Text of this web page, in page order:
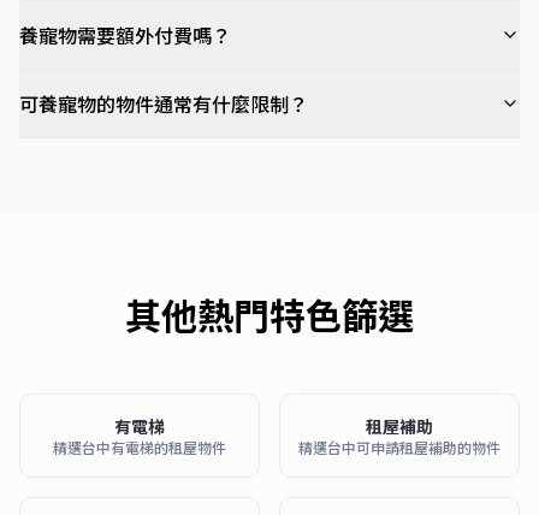
養寵物需要額外付費嗎？
可養寵物的物件通常有什麼限制？
其他熱門特色篩選
有電梯
精選台中有電梯的租屋物件
租屋補助
精選台中可申請租屋補助的物件